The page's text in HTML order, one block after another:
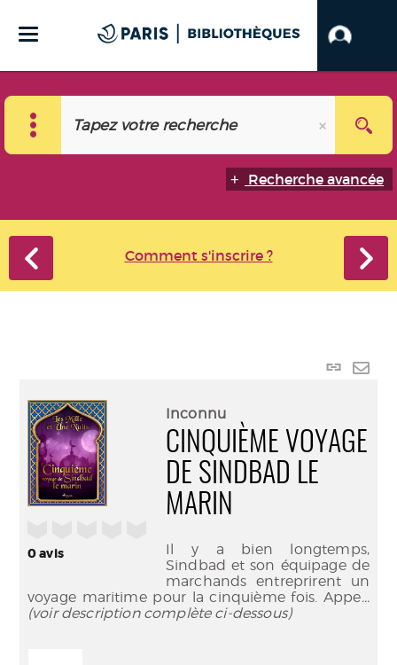
Recherche avancée
Comment s'inscrire ?
Lien
mail
0avis
Inconnu
CINQUIÈME VOYAGE
DE SINDBAD LE
MARIN
Il y a bien longtemps,
Sindbad et son équipage de
marchands entreprirent un
voyage maritime pour la cinquième fois. Appe...
(voir description complète ci-dessous)